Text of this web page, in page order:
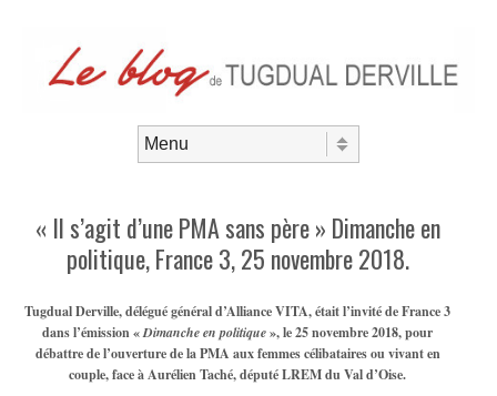
« Il s’agit d’une PMA sans père » Dimanche en
politique, France 3, 25 novembre 2018.
Tugdual Derville, délégué général d’Alliance VITA, était l’invité de France 3
dans l’émission «Dimanche en politique», le 25 novembre 2018, pour
débattre de l’ouverture de la PMA aux femmes célibataires ou vivant en
couple, face à Aurélien Taché, député LREM du Val d’Oise.